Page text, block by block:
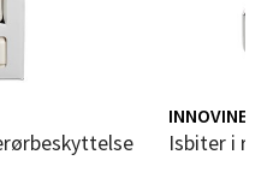
INNOVINE
Isbiter i